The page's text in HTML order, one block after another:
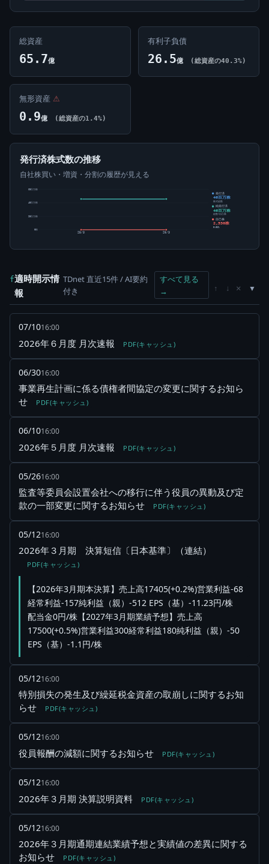
総資産
65.7億
有利子負債
26.5億 (総資産の40.3%)
無形資産 ⚠
0.9億 (総資産の1.4%)
発行済株式数の推移
自社株買い・増資・分割の履歴が見える
0株
20百万株
40百万株
60百万株
25/3 26/3
発行済
46百万株
株式総数
純発行済
46百万株
総数-自己株
自己株
2,530株
0.01%
f適時開示情
報
TDnet 直近15件 / AI要約
付き
すべて見る
→
↑ ↓ ×
07/1016:00
2026年６月度 月次速報 PDF(キャッシュ)
06/3016:00
事業再生計画に係る債権者間協定の変更に関するお知ら
せ
PDF(キャッシュ)
06/1016:00
2026年５月度 月次速報 PDF(キャッシュ)
05/2616:00
監査等委員会設置会社への移行に伴う役員の異動及び定
款の一部変更に関するお知らせ
PDF(キャッシュ)
05/1216:00
2026年３月期 決算短信〔日本基準〕（連結）
PDF(キャッシュ)
【2026年3月期本決算】売上高17405(+0.2%)営業利益-68
経常利益-157純利益（親）-512 EPS（基）-11.23円/株
配当金0円/株【2027年3月期業績予想】売上高
17500(+0.5%)営業利益300経常利益180純利益（親）-50
EPS（基）-1.1円/株
05/1216:00
特別損失の発生及び繰延税金資産の取崩しに関するお知
らせ
PDF(キャッシュ)
05/1216:00
役員報酬の減額に関するお知らせ PDF(キャッシュ)
05/1216:00
2026年３月期 決算説明資料 PDF(キャッシュ)
05/1216:00
2026年３月期通期連結業績予想と実績値の差異に関する
お知らせ
PDF(キャッシュ)